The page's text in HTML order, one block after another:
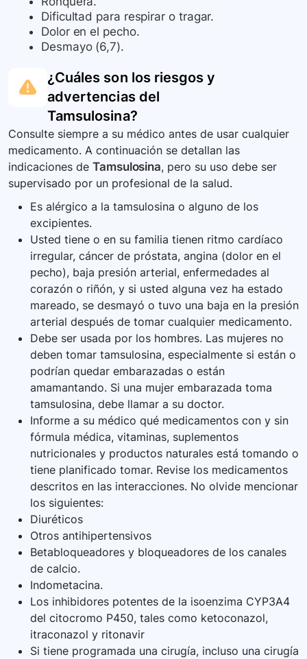
Dificultad para respirar o tragar.
Dolor en el pecho.
Desmayo (6,7).
¿Cuáles son los riesgos y
advertencias del
Tamsulosina?
Consulte siempre a su médico antes de usar cualquier
medicamento. A continuación se detallan las
indicaciones de Tamsulosina, pero su uso debe ser
supervisado por un profesional de la salud.
Es alérgico a la tamsulosina o alguno de los
excipientes.
Usted tiene o en su familia tienen ritmo cardíaco
irregular, cáncer de próstata, angina (dolor en el
pecho), baja presión arterial, enfermedades al
corazón o riñón, y si usted alguna vez ha estado
mareado, se desmayó o tuvo una baja en la presión
arterial después de tomar cualquier medicamento.
Debe ser usada por los hombres. Las mujeres no
deben tomar tamsulosina, especialmente si están o
podrían quedar embarazadas o están
amamantando. Si una mujer embarazada toma
tamsulosina, debe llamar a su doctor.
Informe a su médico qué medicamentos con y sin
fórmula médica, vitaminas, suplementos
nutricionales y productos naturales está tomando o
tiene planificado tomar. Revise los medicamentos
descritos en las interacciones. No olvide mencionar
los siguientes:
Diuréticos
Otros antihipertensivos
Betabloqueadores y bloqueadores de los canales
de calcio.
Indometacina.
Los inhibidores potentes de la isoenzima CYP3A4
del citocromo P450, tales como ketoconazol,
itraconazol y ritonavir
Si tiene programada una cirugía, incluso una cirugía